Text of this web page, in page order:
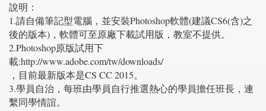
說明：
1.請自備筆記型電腦，並安裝Photoshop軟體(建議CS6(含)之
後的版本)，軟體可至原廠下載試用版，教室不提供。
2.Photoshop原版試用下
載:http://www.adobe.com/tw/downloads/
，目前最新版本是CS CC 2015。
3.學員自治，每班由學員自行推選熱心的學員擔任班長，連
繫同學情誼。